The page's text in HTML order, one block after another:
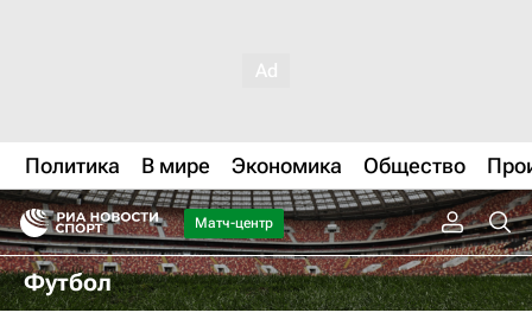
Политика В мире Экономика Общество
Матч-центр
Футбол